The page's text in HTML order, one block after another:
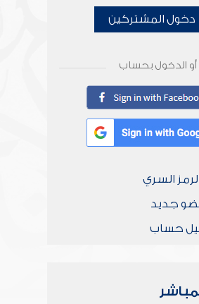
دخول المشتركين
أو الدخول بحساب
السري
جديد
حساب